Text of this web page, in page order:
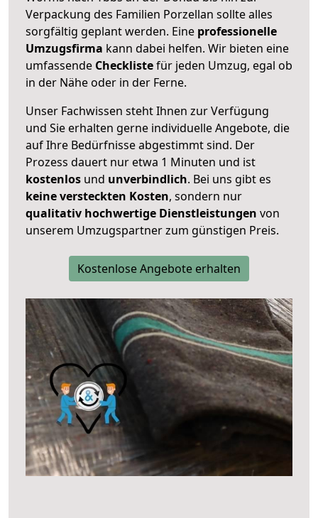
Verpackung des Familien Porzellan sollte alles
sorgfältig geplant werden. Eine professionelle
Umzugsfirma kann dabei helfen. Wir bieten eine
umfassende Checklistefür jeden Umzug, egal ob
in der Nähe oder in der Ferne.
Unser Fachwissen steht Ihnen zur Verfügung
und Sie erhalten gerne individuelle Angebote, die
auf Ihre Bedürfnisse abgestimmt sind. Der
Prozess dauert nur etwa 1 Minuten und ist
kostenlos und unverbindlich. Bei uns gibt es
keine versteckten Kosten, sondern nur
qualitativ hochwertige Dienstleistungen von
unserem Umzugspartner zum günstigen Preis.
Kostenlose Angebote erhalten